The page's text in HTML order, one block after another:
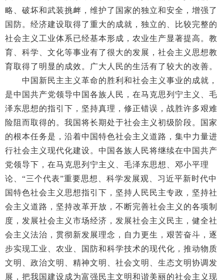
略、破坏和武装挑衅，维护了国家的独立和安全，增强了
国防。经济建设取得了重大的成就，独立的、比较完整的
社会主义工业体系已经基本形成，农业生产显著提高。教
育、科学、文化等事业有了很大的发展，社会主义思想教
育取得了明显的成效。广大人民的生活有了较大的改善。
中国新民主主义革命的胜利和社会主义事业的成就，
是中国共产党领导中国各族人民，在马克思列宁主义、毛
泽东思想的指引下，坚持真理，修正错误，战胜许多艰难
险阻而取得的。我国将长期处于社会主义初级阶段。国家
的根本任务是，沿着中国特色社会主义道路，集中力量进
行社会主义现代化建设。中国各族人民将继续在中国共产
党领导下，在马克思列宁主义、毛泽东思想、邓小平理
论、“三个代表”重要思想、科学发展观、习近平新时代中
国特色社会主义思想指引下，坚持人民民主专政，坚持社
会主义道路，坚持改革开放，不断完善社会主义的各项制
度，发展社会主义市场经济，发展社会主义民主，健全社
会主义法治，贯彻新发展理念，自力更生，艰苦奋斗，逐
步实现工业、农业、国防和科学技术的现代化，推动物质
文明、政治文明、精神文明、社会文明、生态文明协调发
展，把我国建设成为富强民主文明和谐美丽的社会主义现